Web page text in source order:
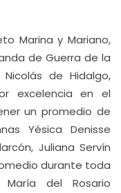
Marina y Mariano,
de Guerra de la
de Hidalgo,
excelencia en el
un promedio de
Yésica Denisse
Juliana Servín
durante toda
del Rosario